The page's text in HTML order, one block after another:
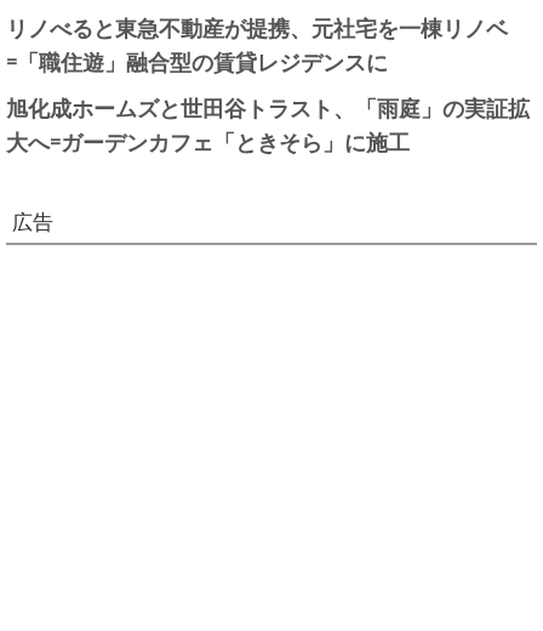
リノべると東急不動産が提携、元社宅を一棟リノベ
=「職住遊」融合型の賃貸レジデンスに
旭化成ホームズと世田谷トラスト、「雨庭」の実証拡
大へ=ガーデンカフェ「ときそら」に施工
広告